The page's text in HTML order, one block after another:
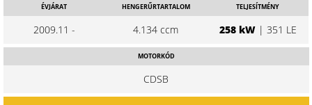
ÉVJÁRAT
2009.11 -
HENGERŰRTARTALOM
4.134 ccm
TELJESÍTMÉNY
258 kW| 351 LE
MOTORKÓD
CDSB